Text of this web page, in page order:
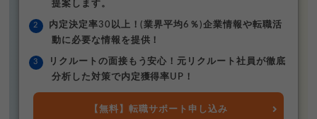
提案します。
内定決定率30以上！(業界平均6％)企業情報や転職活
動に必要な情報を提供！
リクルートの面接もう安心！元リクルート社員が徹底
分析した対策で内定獲得率UP！
【無料】転職サポート申し込み